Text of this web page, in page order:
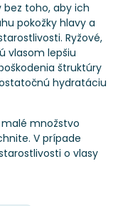
bez toho, aby ich
pokožky hlavy a
Ryžové,
vlasom lepšiu
štruktúry
hydratáciu
množstvo
V prípade
o vlasy